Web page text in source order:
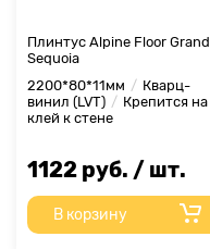
Плинтус Alpine Floor Grand
Sequoia
2200*80*11мм
Кварц-
винил (LVT)
Крепится на
клей к стене
1122 руб. / шт.
В корзину